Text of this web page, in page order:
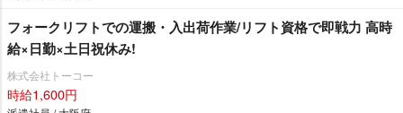
フォークリフトでの運搬・入出荷作業/リフト資格で即戦力 高時
給×日勤×土日祝休み!
株式会社トーコー
時給1,600円